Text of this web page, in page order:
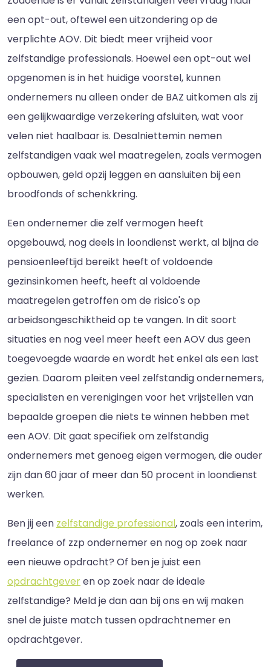
een opt-out, oftewel een uitzondering op de
verplichte AOV. Dit biedt meer vrijheid voor
zelfstandige professionals. Hoewel een opt-out wel
opgenomen is in het huidige voorstel, kunnen
ondernemers nu alleen onder de BAZ uitkomen als zij
een gelijkwaardige verzekering afsluiten, wat voor
velen niet haalbaar is. Desalniettemin nemen
zelfstandigen vaak wel maatregelen, zoals vermogen
opbouwen, geld opzij leggen en aansluiten bij een
broodfonds of schenkkring.
Een ondernemer die zelf vermogen heeft
opgebouwd, nog deels in loondienst werkt, al bijna de
pensioenleeftijd bereikt heeft of voldoende
gezinsinkomen heeft, heeft al voldoende
maatregelen getroffen om de risico's op
arbeidsongeschiktheid op te vangen. In dit soort
situaties en nog veel meer heeft een AOV dus geen
toegevoegde waarde en wordt het enkel als een last
gezien. Daarom pleiten veel zelfstandig ondernemers,
specialisten en verenigingen voor het vrijstellen van
bepaalde groepen die niets te winnen hebben met
een AOV. Dit gaat specifiek om zelfstandig
ondernemers met genoeg eigen vermogen, die ouder
zijn dan 60 jaar of meer dan 50 procent in loondienst
werken.
Ben jij een zelfstandige professional, zoals een interim,
freelance of zzp ondernemer en nog op zoek naar
een nieuwe opdracht? Of ben je juist een
opdrachtgeveren op zoek naar de ideale
zelfstandige? Meld je dan aan bij ons en wij maken
snel de juiste match tussen opdrachtnemer en
opdrachtgever.